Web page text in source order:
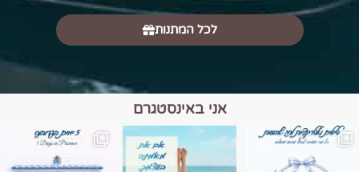
לכל המתנות
אני באינסטגרם
הם הגבול 💙🩵